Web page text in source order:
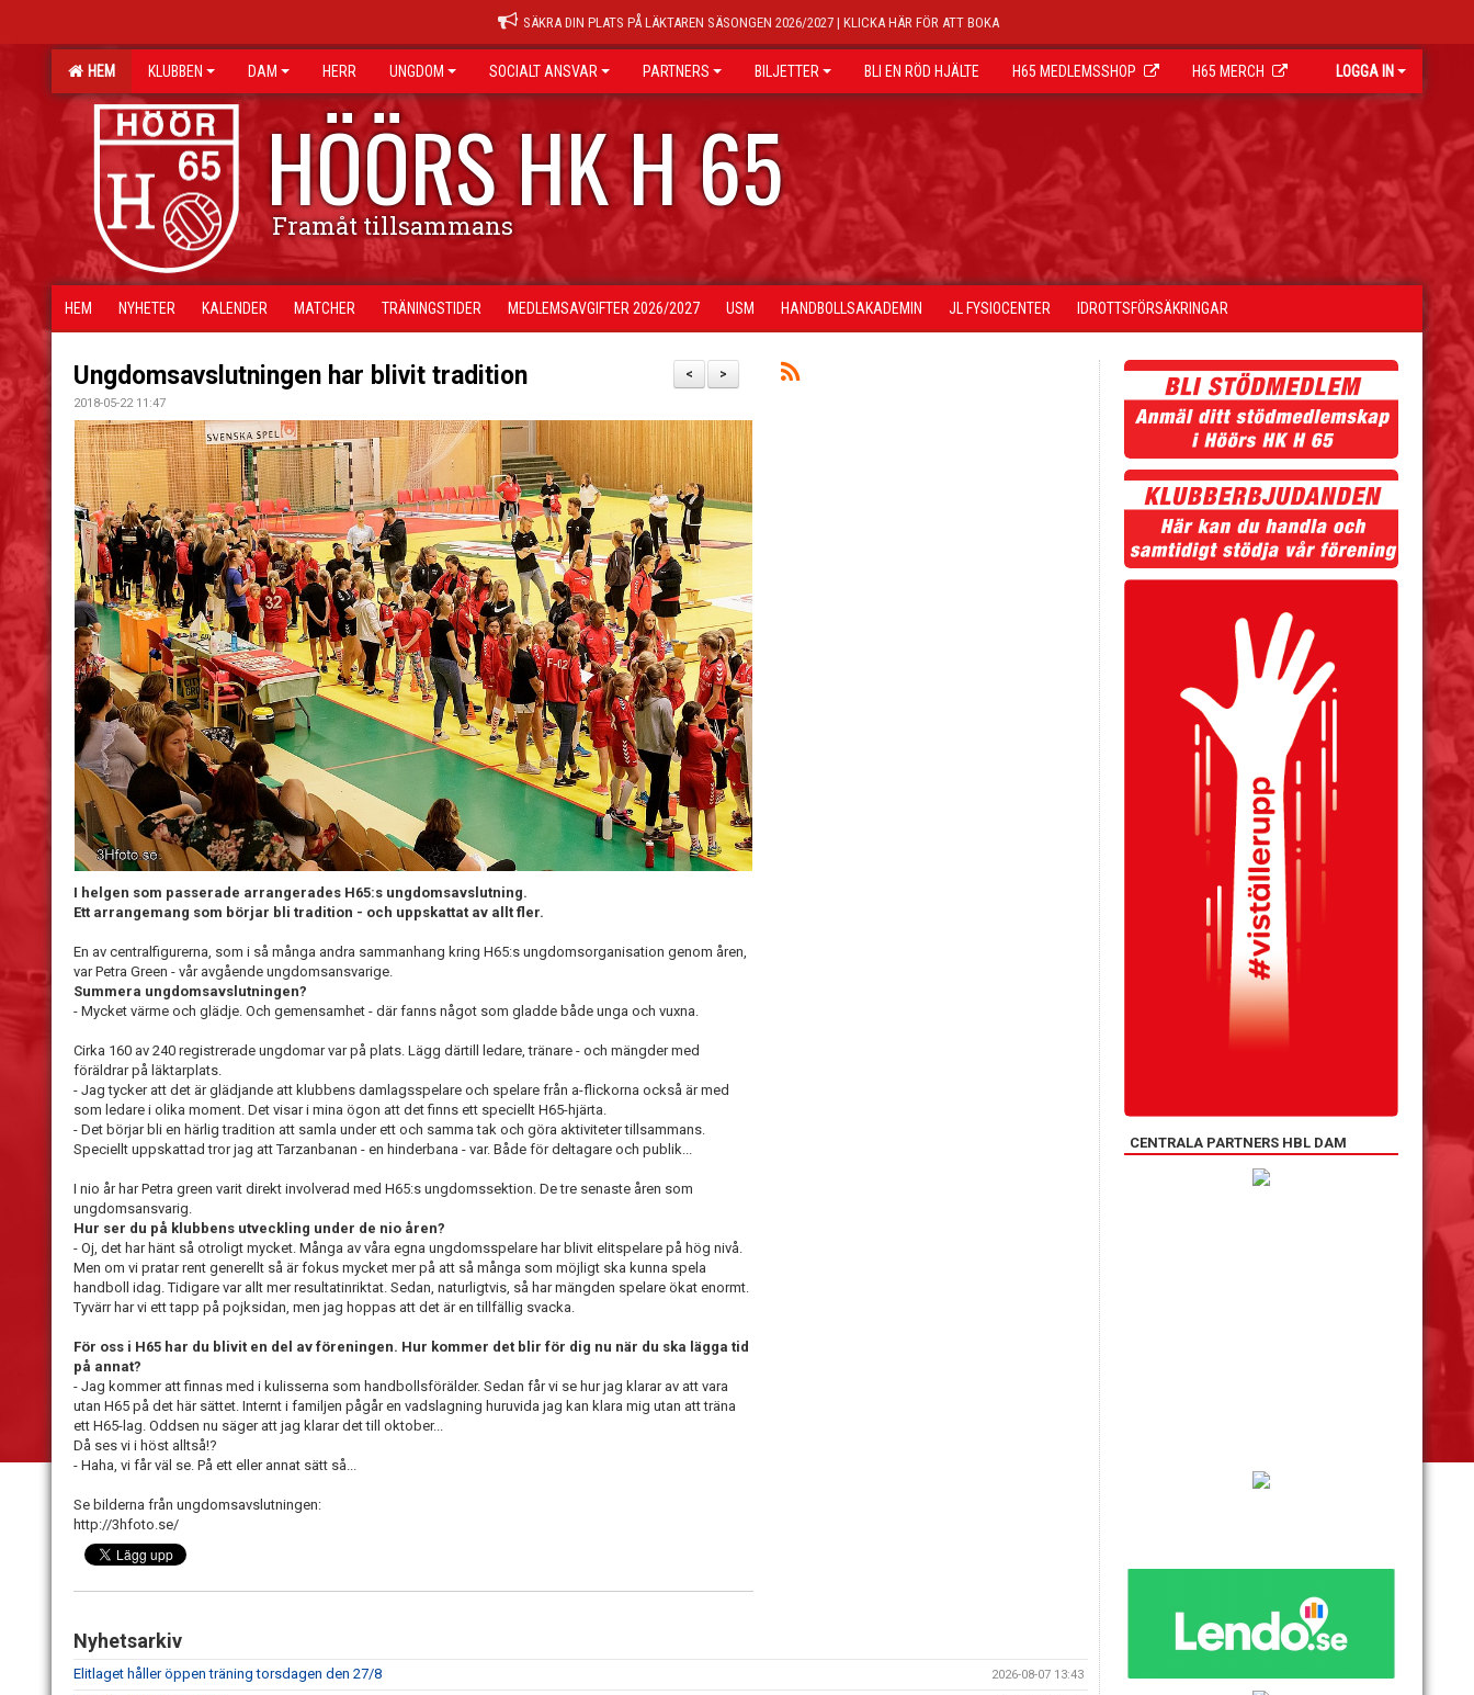
SÄKRA DIN PLATS PÅ LÄKTAREN SÄSONGEN 2026/2027 | KLICKA HÄR FÖR ATT BOKA
HEM KLUBBEN DAM HERR UNGDOM SOCIALT ANSVAR PARTNERS BILJETTER BLI EN RÖD HJÄLTE H65 MEDLEMSSHOP H65 MERCH LOGGA IN
HÖÖRS HK H 65
Framåt tillsammans
HEM NYHETER KALENDER MATCHER TRÄNINGSTIDER MEDLEMSAVGIFTER 2026/2027 USM HANDBOLLSAKADEMIN JL FYSIOCENTER IDROTTSFÖRSÄKRINGAR
>
<
Ungdomsavslutningen har blivit tradition
2018-05-22 11:47
I helgen som passerade arrangerades H65:s ungdomsavslutning.
Ett arrangemang som börjar bli tradition - och uppskattat av allt fler.
En av centralfigurerna, som i så många andra sammanhang kring H65:s ungdomsorganisation genom åren,
var Petra Green - vår avgående ungdomsansvarige.
Summera ungdomsavslutningen?
- Mycket värme och glädje. Och gemensamhet - där fanns något som gladde både unga och vuxna.
Cirka 160 av 240 registrerade ungdomar var på plats. Lägg därtill ledare, tränare - och mängder med
föräldrar på läktarplats.
- Jag tycker att det är glädjande att klubbens damlagsspelare och spelare från a-flickorna också är med
som ledare i olika moment. Det visar i mina ögon att det finns ett speciellt H65-hjärta.
- Det börjar bli en härlig tradition att samla under ett och samma tak och göra aktiviteter tillsammans.
Speciellt uppskattad tror jag att Tarzanbanan - en hinderbana - var. Både för deltagare och publik...
I nio år har Petra green varit direkt involverad med H65:s ungdomssektion. De tre senaste åren som
ungdomsansvarig.
Hur ser du på klubbens utveckling under de nio åren?
- Oj, det har hänt så otroligt mycket. Många av våra egna ungdomsspelare har blivit elitspelare på hög nivå.
Men om vi pratar rent generellt så är fokus mycket mer på att så många som möjligt ska kunna spela
handboll idag. Tidigare var allt mer resultatinriktat. Sedan, naturligtvis, så har mängden spelare ökat enormt.
Tyvärr har vi ett tapp på pojksidan, men jag hoppas att det är en tillfällig svacka.
För oss i H65 har du blivit en del av föreningen. Hur kommer det blir för dig nu när du ska lägga tid
på annat?
- Jag kommer att finnas med i kulisserna som handbollsförälder. Sedan får vi se hur jag klarar av att vara
utan H65 på det här sättet. Internt i familjen pågår en vadslagning huruvida jag kan klara mig utan att träna
ett H65-lag. Oddsen nu säger att jag klarar det till oktober...
Då ses vi i höst alltså!?
- Haha, vi får väl se. På ett eller annat sätt så...
Se bilderna från ungdomsavslutningen:
http://3hfoto.se/
Nyhetsarkiv
Elitlaget håller öppen träning torsdagen den 27/8 2026-08-07 13:43
CENTRALA PARTNERS HBL DAM